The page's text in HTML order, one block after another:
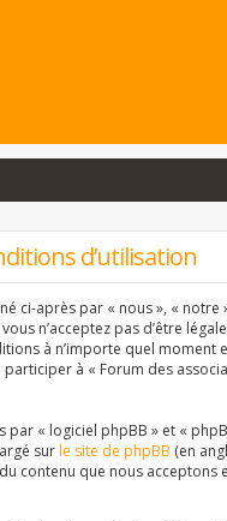
d’utilisation
ci-après par « nous », «
n’acceptez pas d’être
à n’importe quel
à « Forum des
« logiciel phpBB » et «
surle site de phpBB (en
contenu que nous